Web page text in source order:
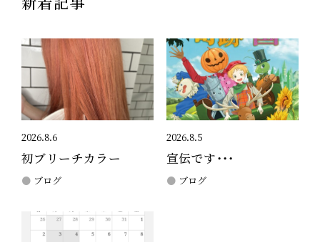
2026.8.6
初ブリーチカラー
ブログ
2026.8.5
宣伝です・・・
ブログ